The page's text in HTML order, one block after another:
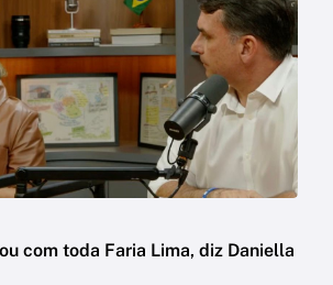
com toda Faria Lima, diz Daniella